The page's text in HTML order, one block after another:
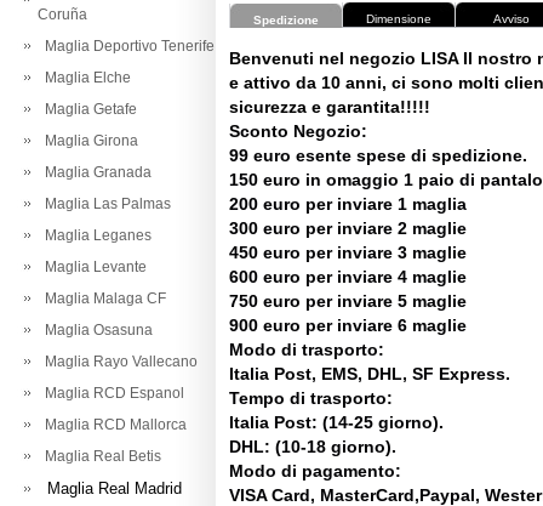
Coruña
Maglia Deportivo Tenerife
Maglia Elche
Maglia Getafe
Maglia Girona
Maglia Granada
Maglia Las Palmas
Maglia Leganes
Maglia Levante
Maglia Malaga CF
Maglia Osasuna
Maglia Rayo Vallecano
Maglia RCD Espanol
Maglia RCD Mallorca
Maglia Real Betis
Maglia Real Madrid
Spedizione Dimensione Avviso
Benvenuti nel negozio LISA Il nostro
e attivo da 10 anni, ci sono molti
sicurezza e garantita!!!!!
Sconto Negozio:
99 euro esente spese di spedizione.
150 euro in omaggio 1 paio di
200 euro per inviare 1 maglia
300 euro per inviare 2 maglie
450 euro per inviare 3 maglie
600 euro per inviare 4 maglie
750 euro per inviare 5 maglie
900 euro per inviare 6 maglie
Modo di trasporto:
Italia Post, EMS, DHL, SF Express.
Tempo di trasporto:
Italia Post: (14-25 giorno).
DHL: (10-18 giorno).
Modo di pagamento:
VISA Card, MasterCard,Paypal,